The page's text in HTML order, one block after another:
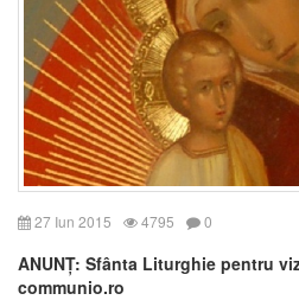
27 Iun 2015 4795 0
ANUNȚ: Sfânta Liturghie pentru
communio.ro